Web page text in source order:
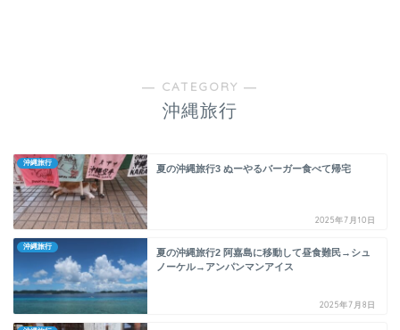
― CATEGORY ―
沖縄旅行
沖縄旅行
夏の沖縄旅行3 ぬーやるバーガー食べて帰宅
2025年7月10日
沖縄旅行
夏の沖縄旅行2 阿嘉島に移動して昼食難民→シュ
ノーケル→アンパンマンアイス
2025年7月8日